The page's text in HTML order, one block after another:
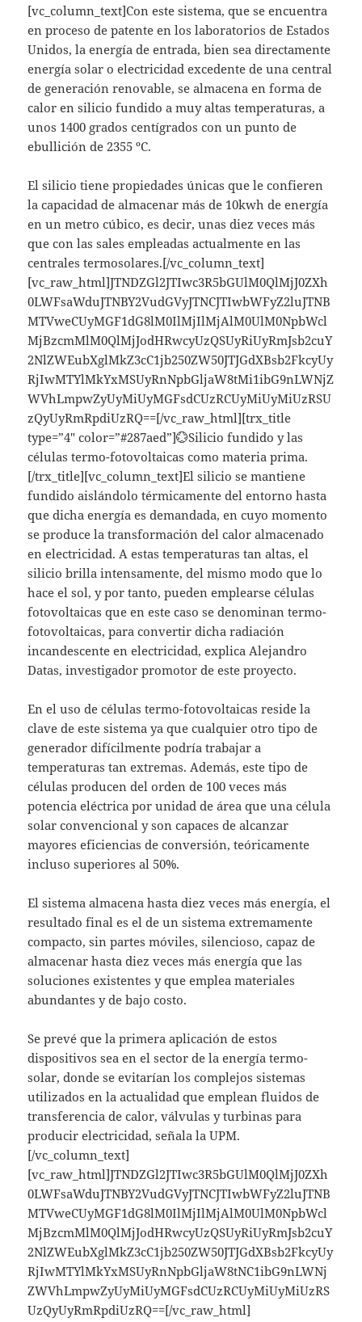
[vc_column_text]Con este sistema, que se encuentra
en proceso de patente en los laboratorios de Estados
Unidos, la energía de entrada, bien sea directamente
energía solar o electricidad excedente de una central
de generación renovable, se almacena en forma de
calor en silicio fundido a muy altas temperaturas, a
unos 1400 grados centígrados con un punto de
ebullición de 2355 ºC.
El silicio tiene propiedades únicas que le confieren
la capacidad de almacenar más de 10kwh de energía
en un metro cúbico, es decir, unas diez veces más
que con las sales empleadas actualmente en las
centrales termosolares.[/vc_column_text]
[vc_raw_html]JTNDZGl2JTIwc3R5bGUlM0QlMjJ0ZXh
0LWFsaWduJTNBY2VudGVyJTNCJTIwbWFyZ2luJTNB
MTVweCUyMGF1dG8lM0IlMjIlMjAlM0UlM0NpbWcl
MjBzcmMlM0QlMjJodHRwcyUzQSUyRiUyRmJsb2cuY
2NlZWEubXglMkZ3cC1jb250ZW50JTJGdXBsb2FkcyUy
RjIwMTYlMkYxMSUyRnNpbGljaW8tMi1ibG9nLWNjZ
WVhLmpwZyUyMiUyMGFsdCUzRCUyMiUyMiUzRSU
zQyUyRmRpdiUzRQ==[/vc_raw_html][trx_title
type=”4″ color=”#287aed”]💮Silicio fundido y las
células termo-fotovoltaicas como materia prima.
[/trx_title][vc_column_text]El silicio se mantiene
fundido aislándolo térmicamente del entorno hasta
que dicha energía es demandada, en cuyo momento
se produce la transformación del calor almacenado
en electricidad. A estas temperaturas tan altas, el
silicio brilla intensamente, del mismo modo que lo
hace el sol, y por tanto, pueden emplearse células
fotovoltaicas que en este caso se denominan termo-
fotovoltaicas, para convertir dicha radiación
incandescente en electricidad, explica Alejandro
Datas, investigador promotor de este proyecto.
En el uso de células termo-fotovoltaicas reside la
clave de este sistema ya que cualquier otro tipo de
generador difícilmente podría trabajar a
temperaturas tan extremas. Además, este tipo de
células producen del orden de 100 veces más
potencia eléctrica por unidad de área que una célula
solar convencional y son capaces de alcanzar
mayores eficiencias de conversión, teóricamente
incluso superiores al 50%.
El sistema almacena hasta diez veces más energía, el
resultado final es el de un sistema extremamente
compacto, sin partes móviles, silencioso, capaz de
almacenar hasta diez veces más energía que las
soluciones existentes y que emplea materiales
abundantes y de bajo costo.
Se prevé que la primera aplicación de estos
dispositivos sea en el sector de la energía termo-
solar, donde se evitarían los complejos sistemas
utilizados en la actualidad que emplean fluidos de
transferencia de calor, válvulas y turbinas para
producir electricidad, señala la UPM.
[/vc_column_text]
[vc_raw_html]JTNDZGl2JTIwc3R5bGUlM0QlMjJ0ZXh
0LWFsaWduJTNBY2VudGVyJTNCJTIwbWFyZ2luJTNB
MTVweCUyMGF1dG8lM0IlMjIlMjAlM0UlM0NpbWcl
MjBzcmMlM0QlMjJodHRwcyUzQSUyRiUyRmJsb2cuY
2NlZWEubXglMkZ3cC1jb250ZW50JTJGdXBsb2FkcyUy
RjIwMTYlMkYxMSUyRnNpbGljaW8tNC1ibG9nLWNj
ZWVhLmpwZyUyMiUyMGFsdCUzRCUyMiUyMiUzRS
UzQyUyRmRpdiUzRQ==[/vc_raw_html]